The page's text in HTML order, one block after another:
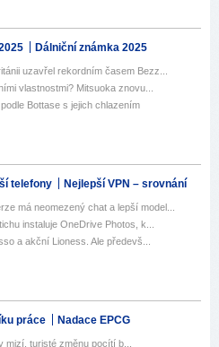
Dálniční známka 2025
uzavřel rekordním časem Bezz...
vlastnostmi? Mitsuoka znovu...
Bottase s jejich chlazením
telefony Nejlepší VPN – srovnání
má neomezený chat a lepší model...
instaluje OneDrive Photos, k...
a akční Lioness. Ale předevš...
práce Nadace EPCG
turisté změnu pocítí b...